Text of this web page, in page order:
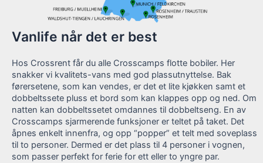
Vanlife når det er best
Hos Crossrent får du alle Crosscamps flotte bobiler. Her
snakker vi kvalitets-vans med god plassutnyttelse. Bak
førersetene, som kan vendes, er det et lite kjøkken samt et
dobbeltssete pluss et bord som kan klappes opp og ned. Om
natten kan dobbeltssetet omdannes til dobbeltseng. En av
Crosscamps sjarmerende funksjoner er teltet på taket. Det
åpnes enkelt innenfra, og opp “popper” et telt med soveplass
til to personer. Dermed er det plass til 4 personer i vognen,
som passer perfekt for ferie for ett eller to yngre par.